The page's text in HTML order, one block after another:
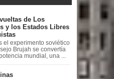
de Los
y los Estados Libres
el experimento soviético
Brujah se convertía
mundial, una ...